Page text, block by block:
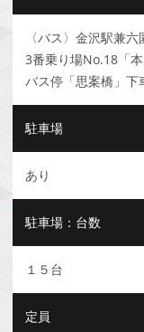
〈バス〉金沢駅兼
3番乗り場No.18「
バス停「思案橋」
駐車場
あり
駐車場：台数
１５台
定員